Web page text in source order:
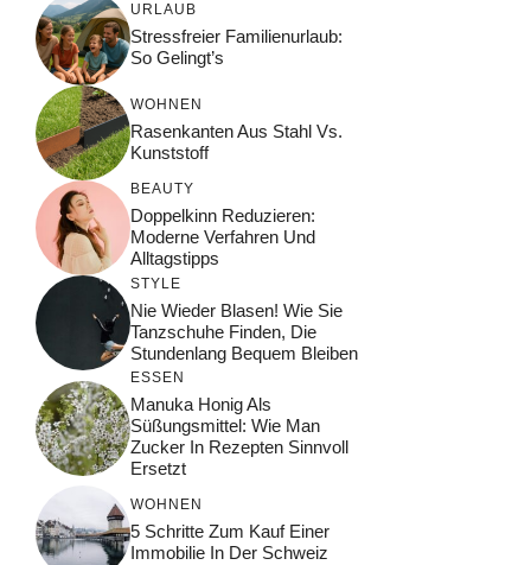
URLAUB
Stressfreier Familienurlaub:
So Gelingt’s
WOHNEN
Rasenkanten Aus Stahl Vs.
Kunststoff
BEAUTY
Doppelkinn Reduzieren:
Moderne Verfahren Und
Alltagstipps
STYLE
Nie Wieder Blasen! Wie Sie
Tanzschuhe Finden, Die
Stundenlang Bequem Bleiben
ESSEN
Manuka Honig Als
Süßungsmittel: Wie Man
Zucker In Rezepten Sinnvoll
Ersetzt
WOHNEN
5 Schritte Zum Kauf Einer
Immobilie In Der Schweiz